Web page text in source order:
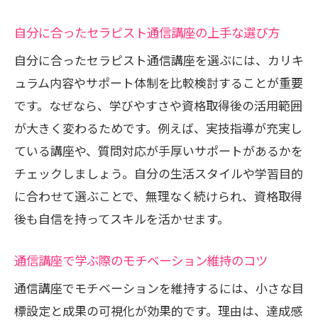
自分に合ったセラピスト通信講座の上手な選び方
自分に合ったセラピスト通信講座を選ぶには、カリキ
ュラム内容やサポート体制を比較検討することが重要
です。なぜなら、学びやすさや資格取得後の活用範囲
が大きく変わるためです。例えば、実技指導が充実し
ている講座や、質問対応が手厚いサポートがあるかを
チェックしましょう。自分の生活スタイルや学習目的
に合わせて選ぶことで、無理なく続けられ、資格取得
後も自信を持ってスキルを活かせます。
通信講座で学ぶ際のモチベーション維持のコツ
通信講座でモチベーションを維持するには、小さな目
標設定と成果の可視化が効果的です。理由は、達成感